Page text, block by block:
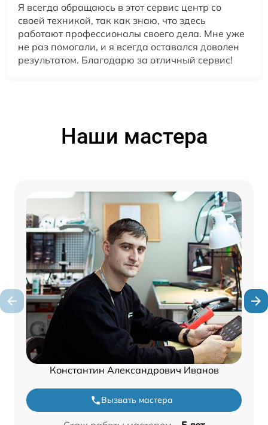
Я всегда обращаюсь в этот сервис центр со
своей техникой, так как знаю, что здесь
работают профессионалы своего дела. Мне уже
не раз помогали, и я всегда оставался доволен
результатом. Благодарю за отличный сервис!
Наши мастера
Константин Александрович Иванов
Вызвать мастера